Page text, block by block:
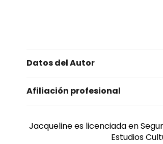
Datos del Autor
Afiliación profesional
Jacqueline es licenciada en
Estudios